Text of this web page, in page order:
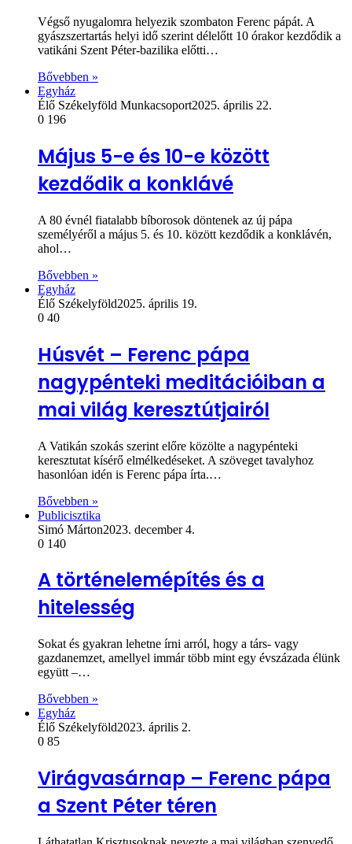
Végső nyugalomra helyezik szombaton Ferenc pápát. A
gyászszertartás helyi idő szerint délelőtt 10 órakor kezdődik a
vatikáni Szent Péter-bazilika előtti…
Bővebben »
Egyház
Élő Székelyföld Munkacsoport2025. április 22.
0 196
Május 5-e és 10-e között
kezdődik a konklávé
A 80 évnél fiatalabb bíborosok döntenek az új pápa
személyéről a május 5. és 10. között kezdődik a konklávén,
ahol…
Bővebben »
Egyház
Élő Székelyföld2025. április 19.
0 40
Húsvét – Ferenc pápa
nagypénteki meditációiban a
mai világ keresztútjairól
A Vatikán szokás szerint előre közölte a nagypénteki
keresztutat kísérő elmélkedéseket. A szöveget tavalyhoz
hasonlóan idén is Ferenc pápa írta.…
Bővebben »
Publicisztika
Simó Márton2023. december 4.
0 140
A történelemépítés és a
hitelesség
Sokat és gyakran lehetne írni arról, hogy a társ- vagy
gazdanemzet, amellyel immár több mint egy évszázada élünk
együtt –…
Bővebben »
Egyház
Élő Székelyföld2023. április 2.
0 85
Virágvasárnap – Ferenc pápa
a Szent Péter téren